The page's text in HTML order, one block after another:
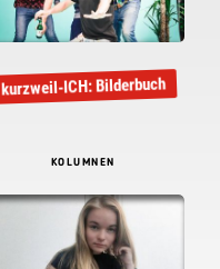
kurzweil-ICH: Bilderbuch
KOLUMNEN